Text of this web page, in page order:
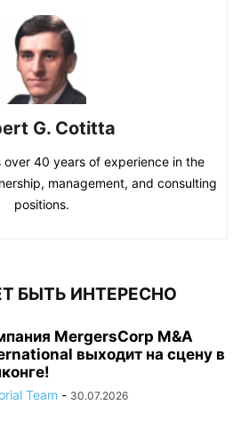
G. Cotitta
over 40 years of experience in the
management, and consulting
positions.
БЫТЬ ИНТЕРЕСНО
MergersCorp M&A
выходит на сцену в
Team - 30.07.2026